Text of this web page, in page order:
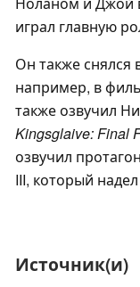
играл главную
Он также снялся
например, в
также озвучил
Kingsglaive: Final
озвучил
III, который
Источник(и)